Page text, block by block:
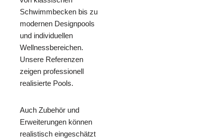
Schwimmbecken bis zu
modernen Designpools
und individuellen
Wellnessbereichen.
Unsere Referenzen
zeigen professionell
realisierte Pools.
Auch Zubehör und
Erweiterungen können
realistisch eingeschätzt